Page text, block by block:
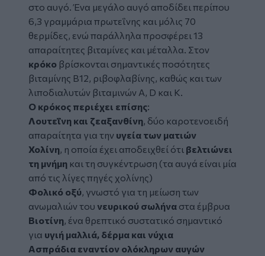
στο αυγό. Ένα μεγάλο αυγό αποδίδει περίπου
6,3 γραμμάρια πρωτεΐνης και μόλις 70
θερμίδες, ενώ παράλληλα προσφέρει 13
απαραίτητες βιταμίνες και μέταλλα. Στον
κρόκο βρίσκονται σημαντικές ποσότητες
βιταμίνης Β12, ριβοφλαβίνης, καθώς και των
λιποδιαλυτών βιταμινών Α, D και Κ.
Ο κρόκος περιέχει επίσης:
Λουτεΐνη και ζεαξανθίνη, δύο καροτενοειδή
απαραίτητα για την υγεία των ματιών
Χολίνη, η οποία έχει αποδειχθεί ότι βελτιώνει
τη μνήμη και τη συγκέντρωση (τα αυγά είναι μία
από τις λίγες πηγές χολίνης)
Φολικό οξύ, γνωστό για τη μείωση των
ανωμαλιών του νευρικού σωλήνα στα έμβρυα
Βιοτίνη, ένα θρεπτικό συστατικό σημαντικό
για υγιή μαλλιά, δέρμα και νύχια
Ασπράδια εναντίον ολόκληρων αυγών